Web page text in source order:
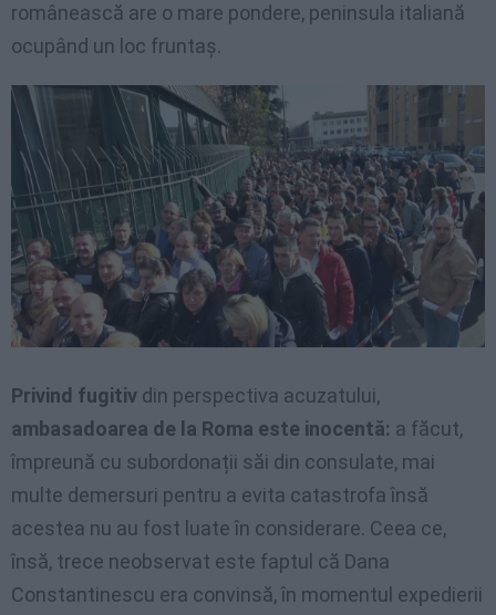
românească are o mare pondere, peninsula italiană
ocupând un loc fruntaș.
Privind fugitiv din perspectiva acuzatului,
ambasadoarea de la Roma este inocentă: a făcut,
împreună cu subordonații săi din consulate, mai
multe demersuri pentru a evita catastrofa însă
acestea nu au fost luate în considerare. Ceea ce,
însă, trece neobservat este faptul că Dana
Constantinescu era convinsă, în momentul expedierii